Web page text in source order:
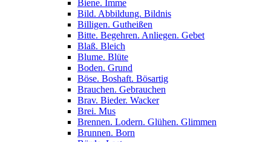
Biene. Imme
Bild. Abbildung. Bildnis
Billigen. Gutheißen
Bitte. Begehren. Anliegen. Gebet
Blaß. Bleich
Blume. Blüte
Boden. Grund
Böse. Boshaft. Bösartig
Brauchen. Gebrauchen
Brav. Bieder. Wacker
Brei. Mus
Brennen. Lodern. Glühen. Glimmen
Brunnen. Born